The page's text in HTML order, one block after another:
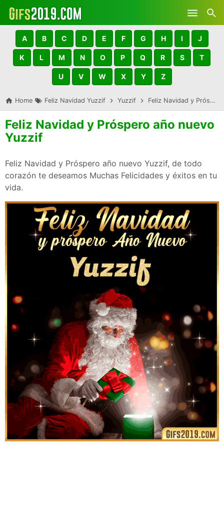
Skip to main content
A B C D E F G H I J
K L M N O P Q R S T
U V W X Y Z
Home Feliz Navidad Yuzzif Yuzzif Feliz Navidad y Próspero año nuevo Yuzzif
Feliz Navidad y Próspero año nuevo
Yuzzif
Feliz Navidad y Próspero año nuevo Yuzzif, de todo
corazón te deseamos Muchas Felicidades y éxitos en tu
vida.